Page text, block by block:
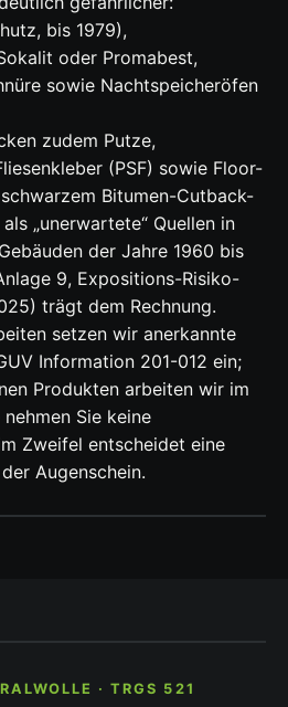
bis 1979),
oder Promabest,
sowie Nachtspeicheröfen
zudem Putze,
(PSF) sowie Floor-
Bitumen-Cutback-
„unerwartete“ Quellen in
der Jahre 1960 bis
9, Expositions-Risiko-
trägt dem Rechnung.
setzen wir anerkannte
Information 201-012 ein;
Produkten arbeiten wir im
Sie keine
Zweifel entscheidet eine
Augenschein.
· TRGS 521